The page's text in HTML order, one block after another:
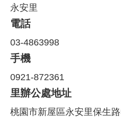
永安里
電話
03-4863998
手機
0921-872361
里辦公處地址
桃園市新屋區永安里保生